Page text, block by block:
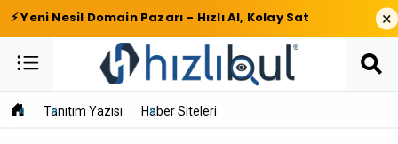
⚡ Yeni Nesil Domain Pazarı – Hızlı Al, Kolay Sat ×
Tanıtım Yazısı Haber Siteleri